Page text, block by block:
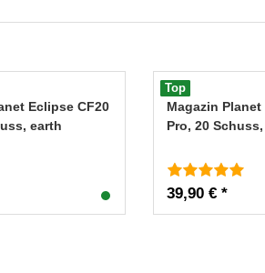
Eclipse CF20
earth
Top
Magazin
Pro, 20
39,90 € *